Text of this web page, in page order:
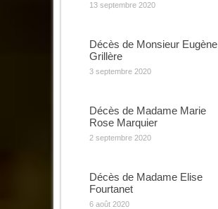
13 septembre 2020
Décès de Monsieur Eugène
Grillère
3 septembre 2020
Décès de Madame Marie
Rose Marquier
2 septembre 2020
Décès de Madame Elise
Fourtanet
6 août 2020